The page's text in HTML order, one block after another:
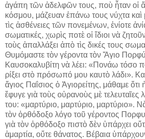
ἀγάπη τῶν ἀδελφῶν τους, ποὺ ἦταν οἱ
κόσμου, μάζευαν ἐπάνω τους νύχτα καὶ
τὶς ἀσθένειες τῶν πονεμένων, ἐνίοτε
σωματικές, χωρὶς ποτὲ οἱ ἴδιοι νὰ
τοὺς ἀπαλλάξει ἀπὸ τὶς δικές τους
Θυμόμαστε τὸν γέροντα τὸν Ἅγιο
Καυσοκαλυβίτη νὰ λέει: «Πονάω τόσο
ρίξει στὸ πρόσωπό μου καυτὸ λάδι».
ἅγιος Παΐσιος ὁ Ἁγιορείτης, μάθαμε ὅτι
ἔφυγε γιὰ τοὺς οὐρανοὺς μὲ τελευταῖες
του: «μαρτύριο, μαρτύριο, μαρτύριο».
τὸν ὀρθόδοξο λόγο τοῦ γέροντος
γιὰ τὸν ὀρθόδοξο πιστὸ δὲν ὑπάρχει
ἁμαρτία, οὔτε θάνατος. Βέβαια